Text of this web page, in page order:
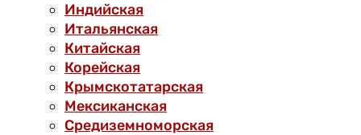
Индийская
Итальянская
Китайская
Корейская
Крымскотатарская
Мексиканская
Средиземноморская